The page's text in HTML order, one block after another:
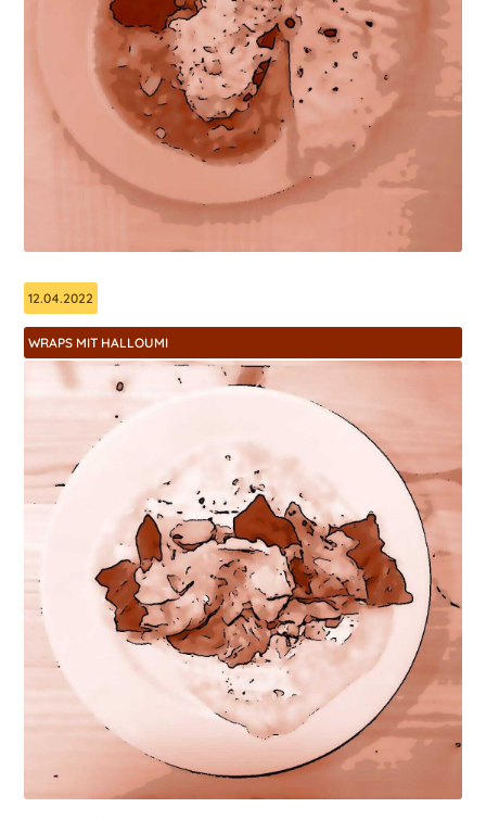
12.04.2022
WRAPS MIT HALLOUMI